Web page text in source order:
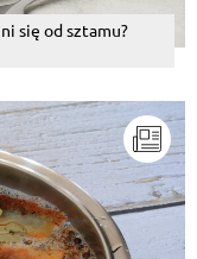
się od sztamu?